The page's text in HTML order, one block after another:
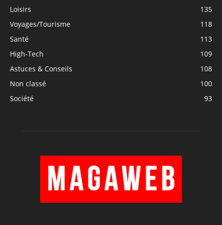
Loisirs
135
Voyages/Tourisme
118
Santé
113
High-Tech
109
Astuces & Conseils
108
Non classé
100
Société
93